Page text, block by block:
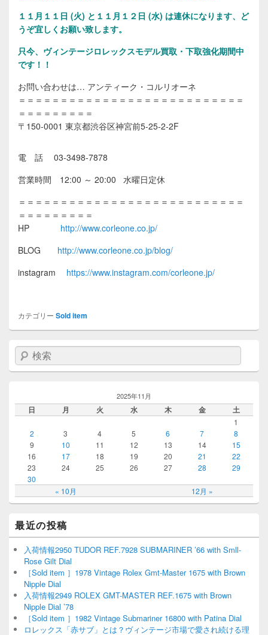
１１ 月１１日 (火) と１１月１２日 (水) は連休になります、ど
うぞ宜しくお願い致します。
只今、ヴィンテージロレックスモデル買取・下取強化期間中
です！！
お問い合わせは… アンティーク・コルリオーネ
＝＝＝＝＝＝＝＝＝＝＝＝＝＝＝＝＝＝＝＝＝＝＝＝＝＝＝
＝＝＝＝＝＝＝＝＝
〒150-0001 東京都渋谷区神宮前5-25-2-2F
電 話 03-3498-7878
営業時間 12:00 ～ 20:00 水曜日定休
＝＝＝＝＝＝＝＝＝＝＝＝＝＝＝＝＝＝＝＝＝＝＝＝＝＝＝
＝＝＝＝＝＝＝＝＝
HP
http://www.corleone.co.jp/
BLOG http://www.corleone.co.jp/blog/
instagram https://www.instagram.com/corleone.jp/
カテゴリー Sold item
検索
2025年11月
日 月 火 水 木 金 土
« 10月 12月 »
1
2
3 4 5 6 7
8
9
10 11 12 13 14
15
16
17 18 19 20 21
22
23
24 25 26 27 28
29
30
最近の投稿
入荷情報2950 TUDOR REF.7928 SUBMARINER ’66 with Smll-
Rose Gilt Dial
［Sold item ］1978 Vintage Rolex Gmt-Master 1675 with Brown
Nipple Dial
入荷情報2949 ROLEX GMT-MASTER REF.1675 with Brown
Nipple Dial ’78
［Sold item ］1982 Vintage Submariner 16800 with Patina Dial
ロレックス「赤サブ」とは？ヴィンテージ市場で愛され続ける理